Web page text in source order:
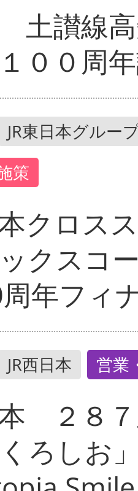
土讃線
００周
JR東日本グルー
策
クロス
クスコ
年フィ
JR西日本 営業
本 ２８
くろし